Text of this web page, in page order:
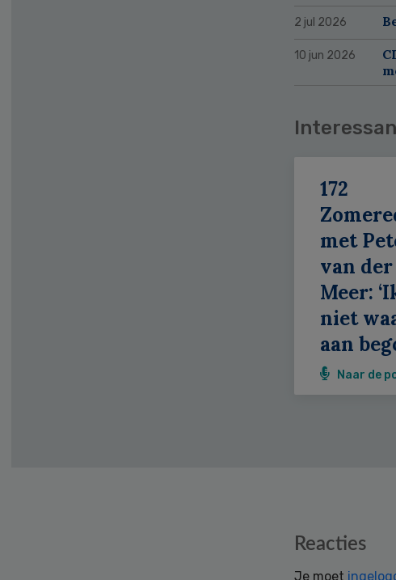
2 jul 2026
10 jun 2026
172
met
van der
Meer:
niet
aan
Naar de
Reacties
Je moet